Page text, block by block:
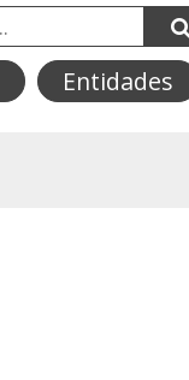
Entidades